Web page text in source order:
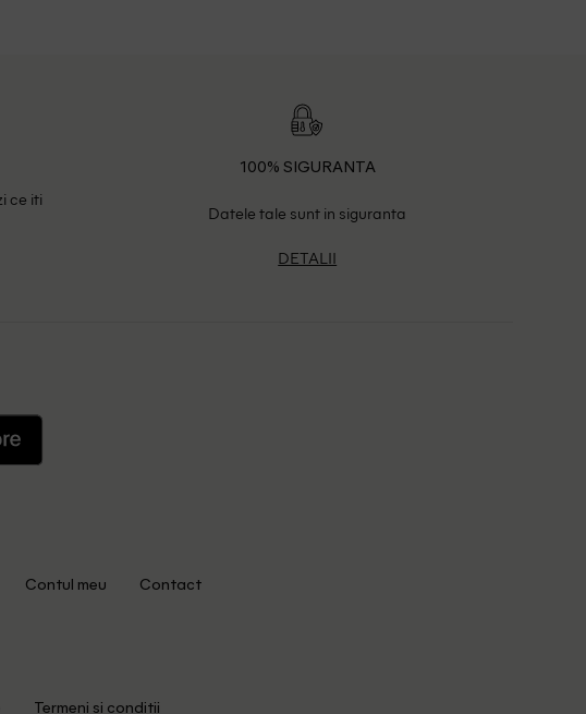
ce iti
100% SIGURANTA
Datele tale sunt in siguranta
DETALII
Contul meu Contact
Termeni si conditii